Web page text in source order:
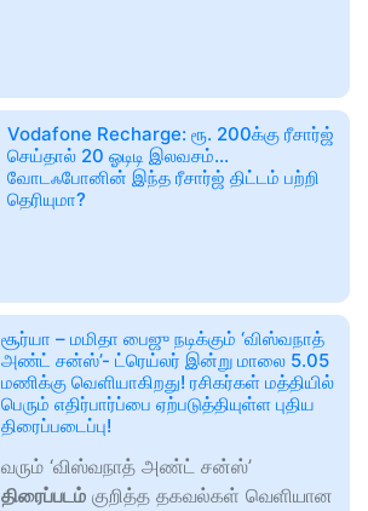
Vodafone Recharge: ரூ. 200க்கு ரீசார்ஜ்
செய்தால் 20 ஓடிடி இலவசம்...
வோடஃபோனின் இந்த ரீசார்ஜ் திட்டம் பற்றி
தெரியுமா?
சூர்யா – மமிதா பைஜு நடிக்கும் ‘விஸ்வநாத்
அண்ட் சன்ஸ்’- ட்ரெய்லர் இன்று மாலை 5.05
மணிக்கு வெளியாகிறது! ரசிகர்கள் மத்தியில்
பெரும் எதிர்பார்ப்பை ஏற்படுத்தியுள்ள புதிய
திரைப்படைப்பு!
வரும் ‘விஸ்வநாத் அண்ட் சன்ஸ்’
திரைப்படம் குறித்த தகவல்கள் வெளியான